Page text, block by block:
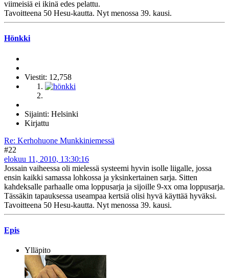
viimeisiä ei ikinä edes pelattu.
Tavoitteena 50 Hesu-kautta. Nyt menossa 39. kausi.
Hönkki
Viestit: 12,758
Sijainti: Helsinki
Kirjattu
Re: Kerhohuone Munkkiniemessä
#22
elokuu 11, 2010, 13:30:16
Jossain vaiheessa oli mielessä systeemi hyvin isolle liigalle, jossa
ensin kaikki samassa lohkossa ja yksinkertainen sarja. Sitten
kahdeksalle parhaalle oma loppusarja ja sijoille 9-xx oma loppusarja.
Tässäkin tapauksessa useampaa kertsiä olisi hyvä käyttää hyväksi.
Tavoitteena 50 Hesu-kautta. Nyt menossa 39. kausi.
Epis
Ylläpito